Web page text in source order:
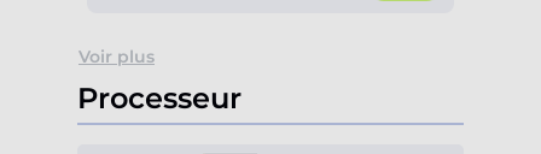
1
of
1
Voir plus
Processeur